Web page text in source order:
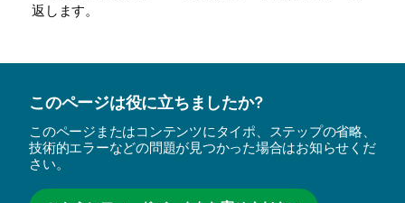
返します。
このページは役に立ちましたか?
このページまたはコンテンツにタイポ、ステップの省略、
技術的エラーなどの問題が見つかった場合はお知らせくだ
さい。